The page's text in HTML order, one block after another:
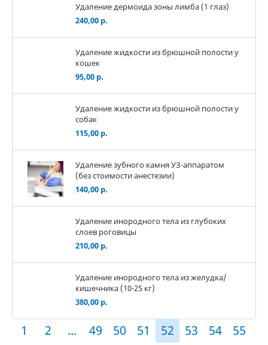
Удаление дермоида зоны лимба (1 глаз)
240,00 р.
Удаление жидкости из брюшной полости у
кошек
95,00 р.
Удаление жидкости из брюшной полости у
собак
115,00 р.
Удаление зубного камня УЗ-аппаратом
(без стоимости анестезии)
140,00 р.
Удаление инородного тела из глубоких
слоев роговицы
210,00 р.
Удаление инородного тела из желудка/
кишечника (10-25 кг)
380,00 р.
1 2 ... 49 50 51 52 53 54
55